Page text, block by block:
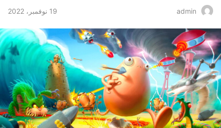
admin 19 نوفمبر، 2022